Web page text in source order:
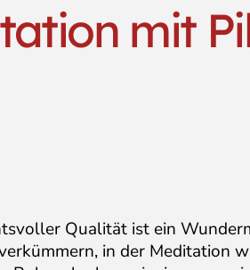
mit
Qualität ist ein
in der Meditation